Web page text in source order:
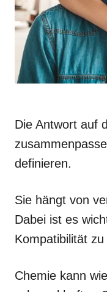
Die Antwort auf
definieren.
Sie hängt von
Dabei ist es
Kompatibilität
Chemie kann